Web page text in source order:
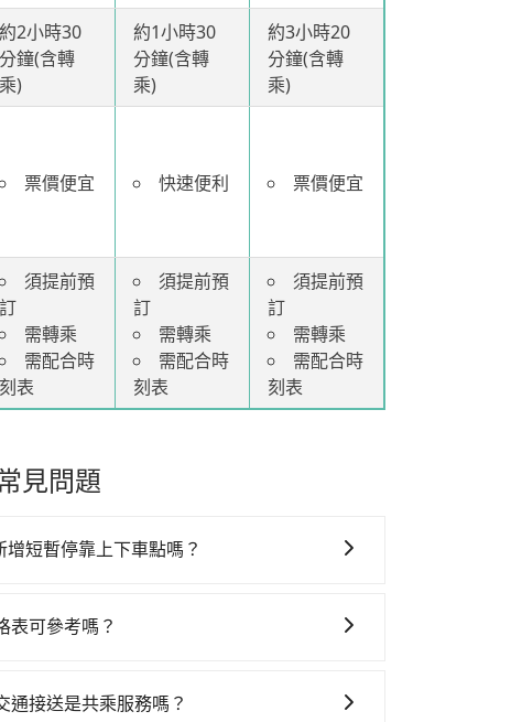
約2小時30
分鐘(含轉
乘)
約1小時30
分鐘(含轉
乘)
約3小時20
分鐘(含轉
乘)
票價便宜 快速便利 票價便宜
須提前預
訂
需轉乘
需配合時
刻表
須提前預
訂
需轉乘
需配合時
刻表
須提前預
訂
需轉乘
需配合時
刻表
見問題
短暫停靠上下車點嗎？
可參考嗎？
選擇2~12小時的服務。
接送是共乘服務嗎？